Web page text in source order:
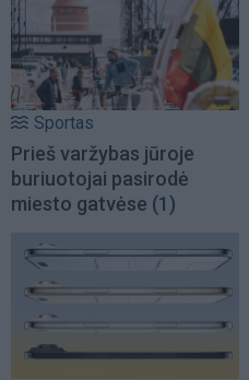
Sportas
Prieš varžybas jūroje
buriuotojai pasirodė
miesto gatvėse (1)